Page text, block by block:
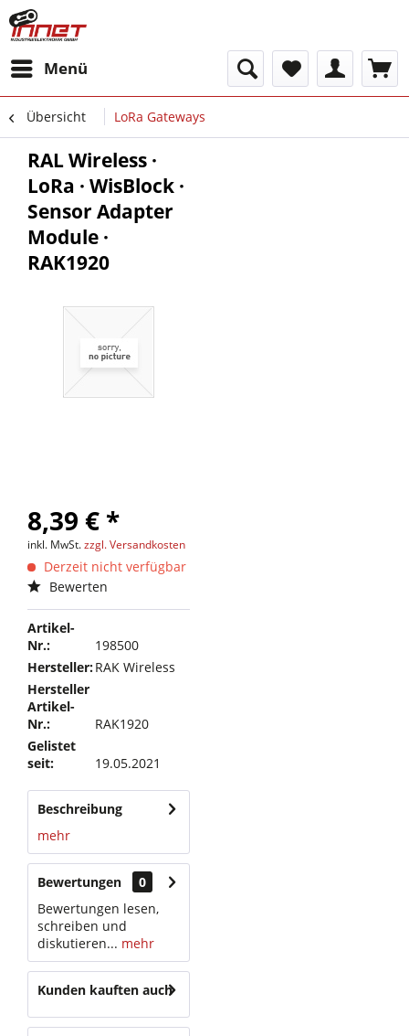
Menü
Übersicht LoRa Gateways
RAL Wireless ·
LoRa · WisBlock ·
Sensor Adapter
Module ·
RAK1920
8,39 € *
inkl. MwSt.zzgl. Versandkosten
Derzeit nicht verfügbar
Bewerten
Artikel-
Nr.:
198500
Hersteller:RAK Wireless
Hersteller
Artikel-
Nr.:
RAK1920
Gelistet
seit:
19.05.2021
Beschreibung
mehr
Bewertungen
0
Bewertungen lesen,
schreiben und
diskutieren... mehr
Kunden kauften auch